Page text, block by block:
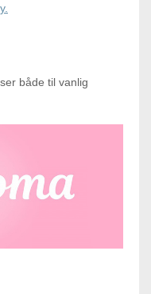
både til vanlig